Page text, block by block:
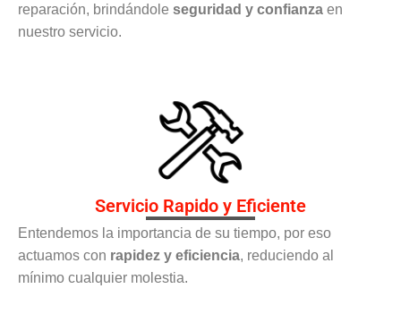
reparación, brindándole seguridad y confianza en
nuestro servicio.
Servicio Rapido y Eficiente
Entendemos la importancia de su tiempo, por eso
actuamos con rapidez y eficiencia, reduciendo al
mínimo cualquier molestia.